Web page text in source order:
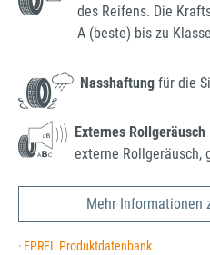
des Reifens. Die
A (beste) bis zu
Nasshaftung für die
Externes Rollgeräusch
externe Rollgeräusch,
Mehr Informationen
· EPREL Produktdatenbank